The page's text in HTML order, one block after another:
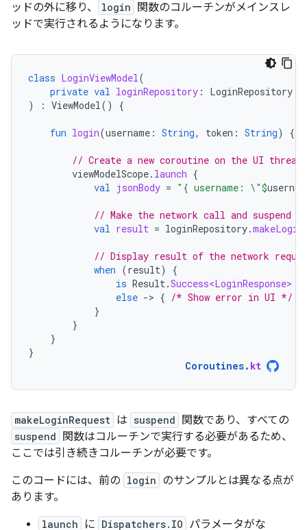
ッドの外に移り、
login
関数のコルーチンがメインスレ
ッドで実行されるようになります。
class LoginViewModel(
private val loginRepository :
LoginRepository
)
: ViewModel() {
fun login(username : String, token : String) {
// Create a new coroutine on the UI thread
viewModelScope. launch {
val jsonBody = "{ username: \"$
// Make the network call and
val result = loginRepository.
// Display result of the network
when (result)
{
is Result.Success<LoginResponse>
else -> { /* Show error in UI */
}
}
}
}
Coroutines. kt
makeLoginRequest は suspend 関数であり、すべての
suspend
関数はコルーチンで実行する必要があるため、
ここでは引き続きコルーチンが必要です。
このコードには、前の login のサンプルとは異なる点が
あります。
launch に Dispatchers.IO パラメータがな